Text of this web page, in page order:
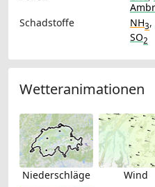
Schadstoffe
NH3,
SO2
Wetteranimationen
Niederschläge Wind